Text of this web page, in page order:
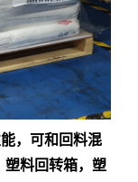
，可和回料混
塑料回转箱，塑